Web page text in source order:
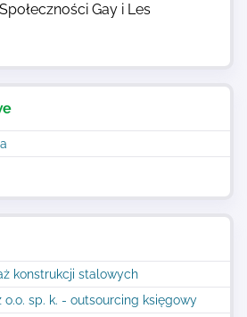
konstrukcji stalowych
sp. k. - outsourcing księgowy
Gay i Les